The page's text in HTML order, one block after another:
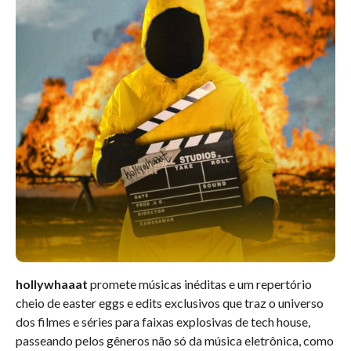
hollywhaaat promete músicas inéditas e um repertório
cheio de easter eggs e edits exclusivos que traz o universo
dos filmes e séries para faixas explosivas de tech house,
passeando pelos gêneros não só da música eletrônica, como